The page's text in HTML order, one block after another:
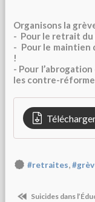
Organisons la
- Pour le retrait
- Pour le maintien
!
- Pour
les contre-
#retraites,
Suicides dans